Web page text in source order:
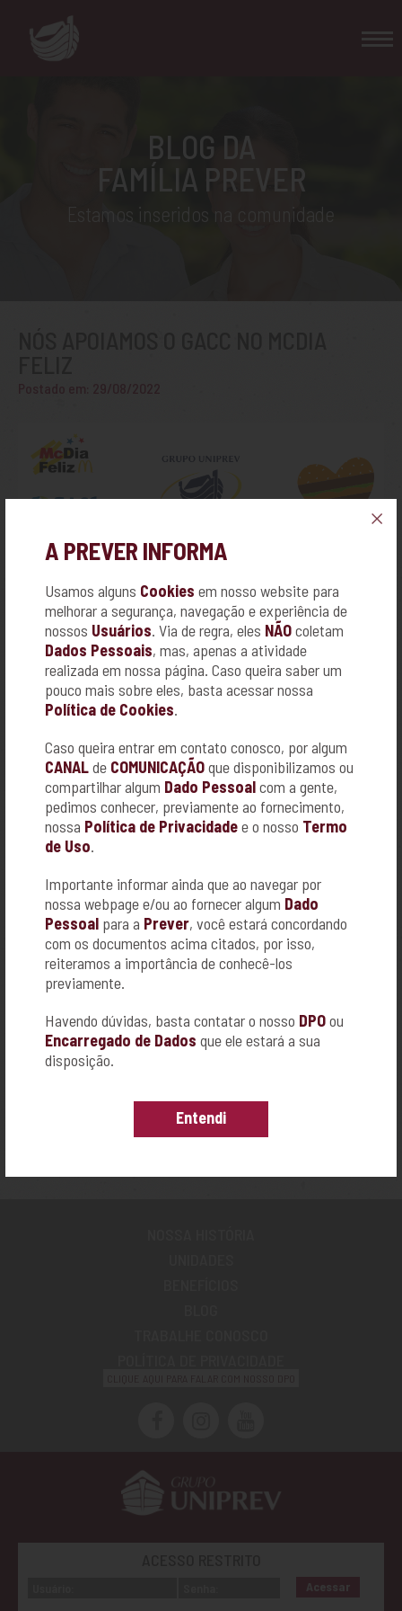
A PREVER INFORMA
Usamos alguns Cookies em nosso website para
melhorar a segurança, navegação e experiência de
nossos Usuários. Via de regra, eles NÃOcoletam
Dados Pessoais, mas, apenas a atividade
realizada em nossa página. Caso queira saber um
pouco mais sobre eles, basta acessar nossa
Política de Cookies.
Caso queira entrar em contato conosco, por algum
CANALde COMUNICAÇÃOque disponibilizamos ou
compartilhar algum Dado Pessoalcom a gente,
pedimos conhecer, previamente ao fornecimento,
nossa Política de Privacidadee o nosso Termo
de Uso.
Importante informar ainda que ao navegar por
nossa webpage e/ou ao fornecer algum Dado
Pessoal para a Prever, você estará concordando
com os documentos acima citados, por isso,
reiteramos a importância de conhecê-los
previamente.
Havendo dúvidas, basta contatar o nosso DPOou
Encarregado de Dados que ele estará a sua
disposição.
Entendi
BLOG DA
FAMÍLIA PREVER
Estamos inseridos na comunidade
Postado em: 29/08/2022
Participamos no último sábado, dia 27, do McDia Feliz 2022.
Em Ribeirão Preto e Sertãozinho, a verba arrecadada é destinada
ao GAAC (Grupo de Apoio à Criança com Câncer), que realiza um
atendimento integral para mais de 250 crianças e adolescentes.
Quem também participou da campanha?
promocionais da campanha, como:
– Camiseta “O amor transforma o mundo”
– Chaveiro porta álcool-gel GACC
– Sacola/Mochila GACC
– Bloco de Notas GACC
– Toalhinha do GACC
Estamos juntos nesta causa! A ALEGRIA TEM QUE CONTINUAR!
Juntos pela cura.
Acessar